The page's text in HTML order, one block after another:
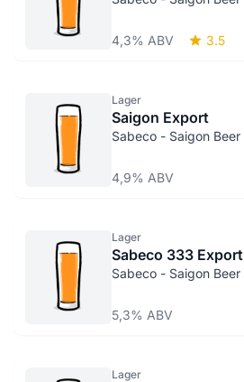
4,3% ABV 3.5
Lager
Saigon Export
4,9% ABV
Lager
Sabeco 333 Export
5,3% ABV
Lager